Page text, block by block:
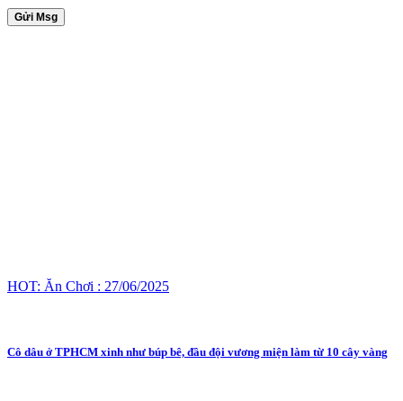
Gửi Msg
HOT: Ăn Chơi : 27/06/2025
Cô dâu ở TPHCM xinh như búp bê, đầu đội vương miện làm từ 10 cây vàng